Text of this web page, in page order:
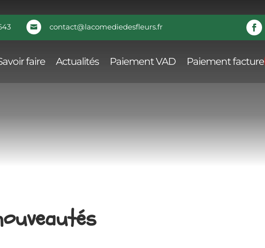
 contact@lacomediedesfleurs.fr
faire Actualités Paiement VAD Paiement facture